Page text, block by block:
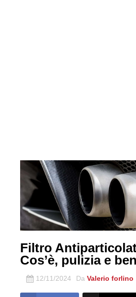
Filtro
Cos’è, pulizia e
12/11/2024 Da Valerio forlino